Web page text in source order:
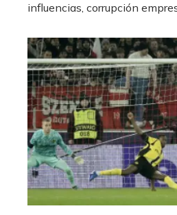
influencias, corrupción